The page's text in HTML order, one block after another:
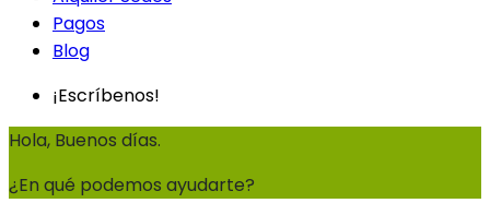
Pagos
Blog
¡Escríbenos!
Hola, Buenos días.
¿En qué podemos ayudarte?